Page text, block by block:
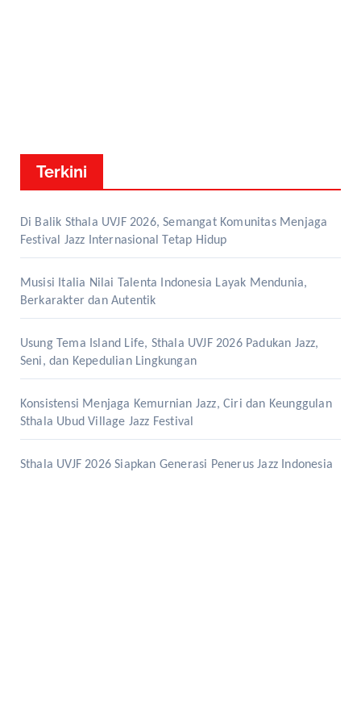
Terkini
Di Balik Sthala UVJF 2026, Semangat Komunitas Menjaga
Festival Jazz Internasional Tetap Hidup
Musisi Italia Nilai Talenta Indonesia Layak Mendunia,
Berkarakter dan Autentik
Usung Tema Island Life, Sthala UVJF 2026 Padukan Jazz,
Seni, dan Kepedulian Lingkungan
Konsistensi Menjaga Kemurnian Jazz, Ciri dan Keunggulan
Sthala Ubud Village Jazz Festival
Sthala UVJF 2026 Siapkan Generasi Penerus Jazz Indonesia